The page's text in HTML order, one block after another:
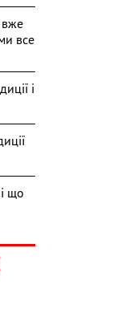
вже
все
і
що